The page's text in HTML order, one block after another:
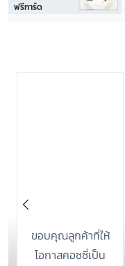
ฟรีการ์ด
ขอบคุณลูกค้าที่ให้
โอกาสคอซซี่เป็น